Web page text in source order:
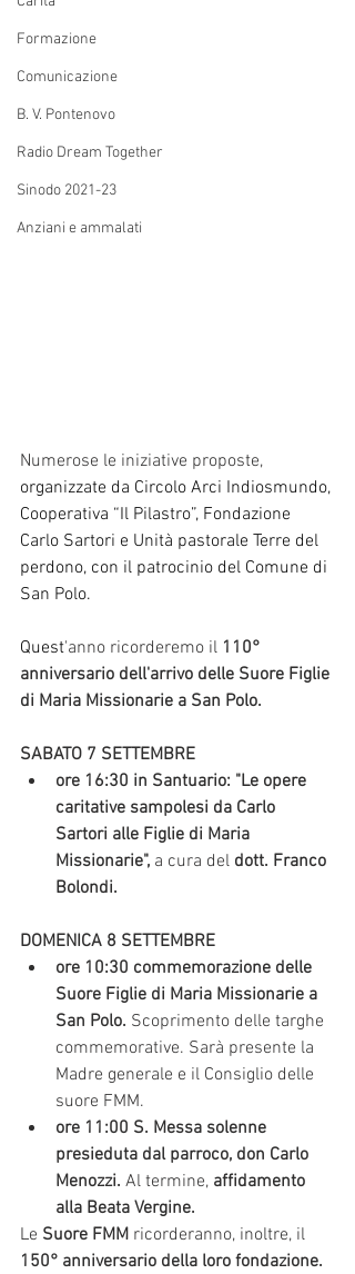
Formazione
Comunicazione
B. V. Pontenovo
Radio Dream Together
Sinodo 2021-23
Anziani e ammalati
Numerose le iniziative proposte,
organizzate da Circolo Arci Indiosmundo,
Cooperativa “Il Pilastro”, Fondazione
Carlo Sartori e Unità pastorale Terre del
perdono, con il patrocinio del Comune di
San Polo.
Quest'anno ricorderemo il 110°
anniversario dell'arrivo delle Suore Figlie
di Maria Missionarie a San Polo.
SABATO 7 SETTEMBRE
ore 16:30 in Santuario: "Le opere
caritative sampolesi da Carlo
Sartori alle Figlie di Maria
Missionarie", a cura del dott. Franco
Bolondi.
DOMENICA 8 SETTEMBRE
ore 10:30 commemorazione delle
Suore Figlie di Maria Missionarie a
San Polo. Scoprimento delle targhe
commemorative. Sarà presente la
Madre generale e il Consiglio delle
suore FMM.
ore 11:00 S. Messa solenne
presieduta dal parroco, don Carlo
Menozzi. Al termine, affidamento
alla Beata Vergine.
Le Suore FMM ricorderanno, inoltre, il
150° anniversario della loro fondazione.